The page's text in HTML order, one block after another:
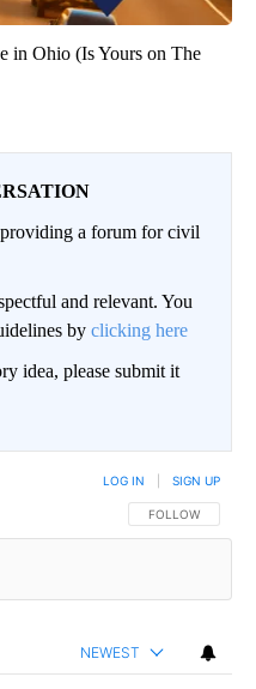
in Ohio (Is Yours on The
a forum for civil
and relevant. You
by clicking here
idea, please submit it
FOLLOW THIS
FOLLOW
LOG IN SIGN UP
NEWEST